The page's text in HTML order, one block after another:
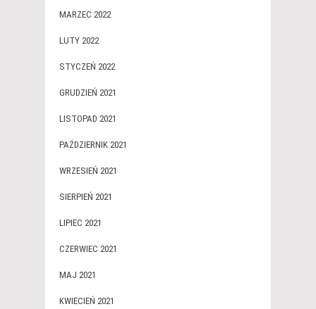
MARZEC 2022
LUTY 2022
STYCZEŃ 2022
GRUDZIEŃ 2021
LISTOPAD 2021
PAŹDZIERNIK 2021
WRZESIEŃ 2021
SIERPIEŃ 2021
LIPIEC 2021
CZERWIEC 2021
MAJ 2021
KWIECIEŃ 2021